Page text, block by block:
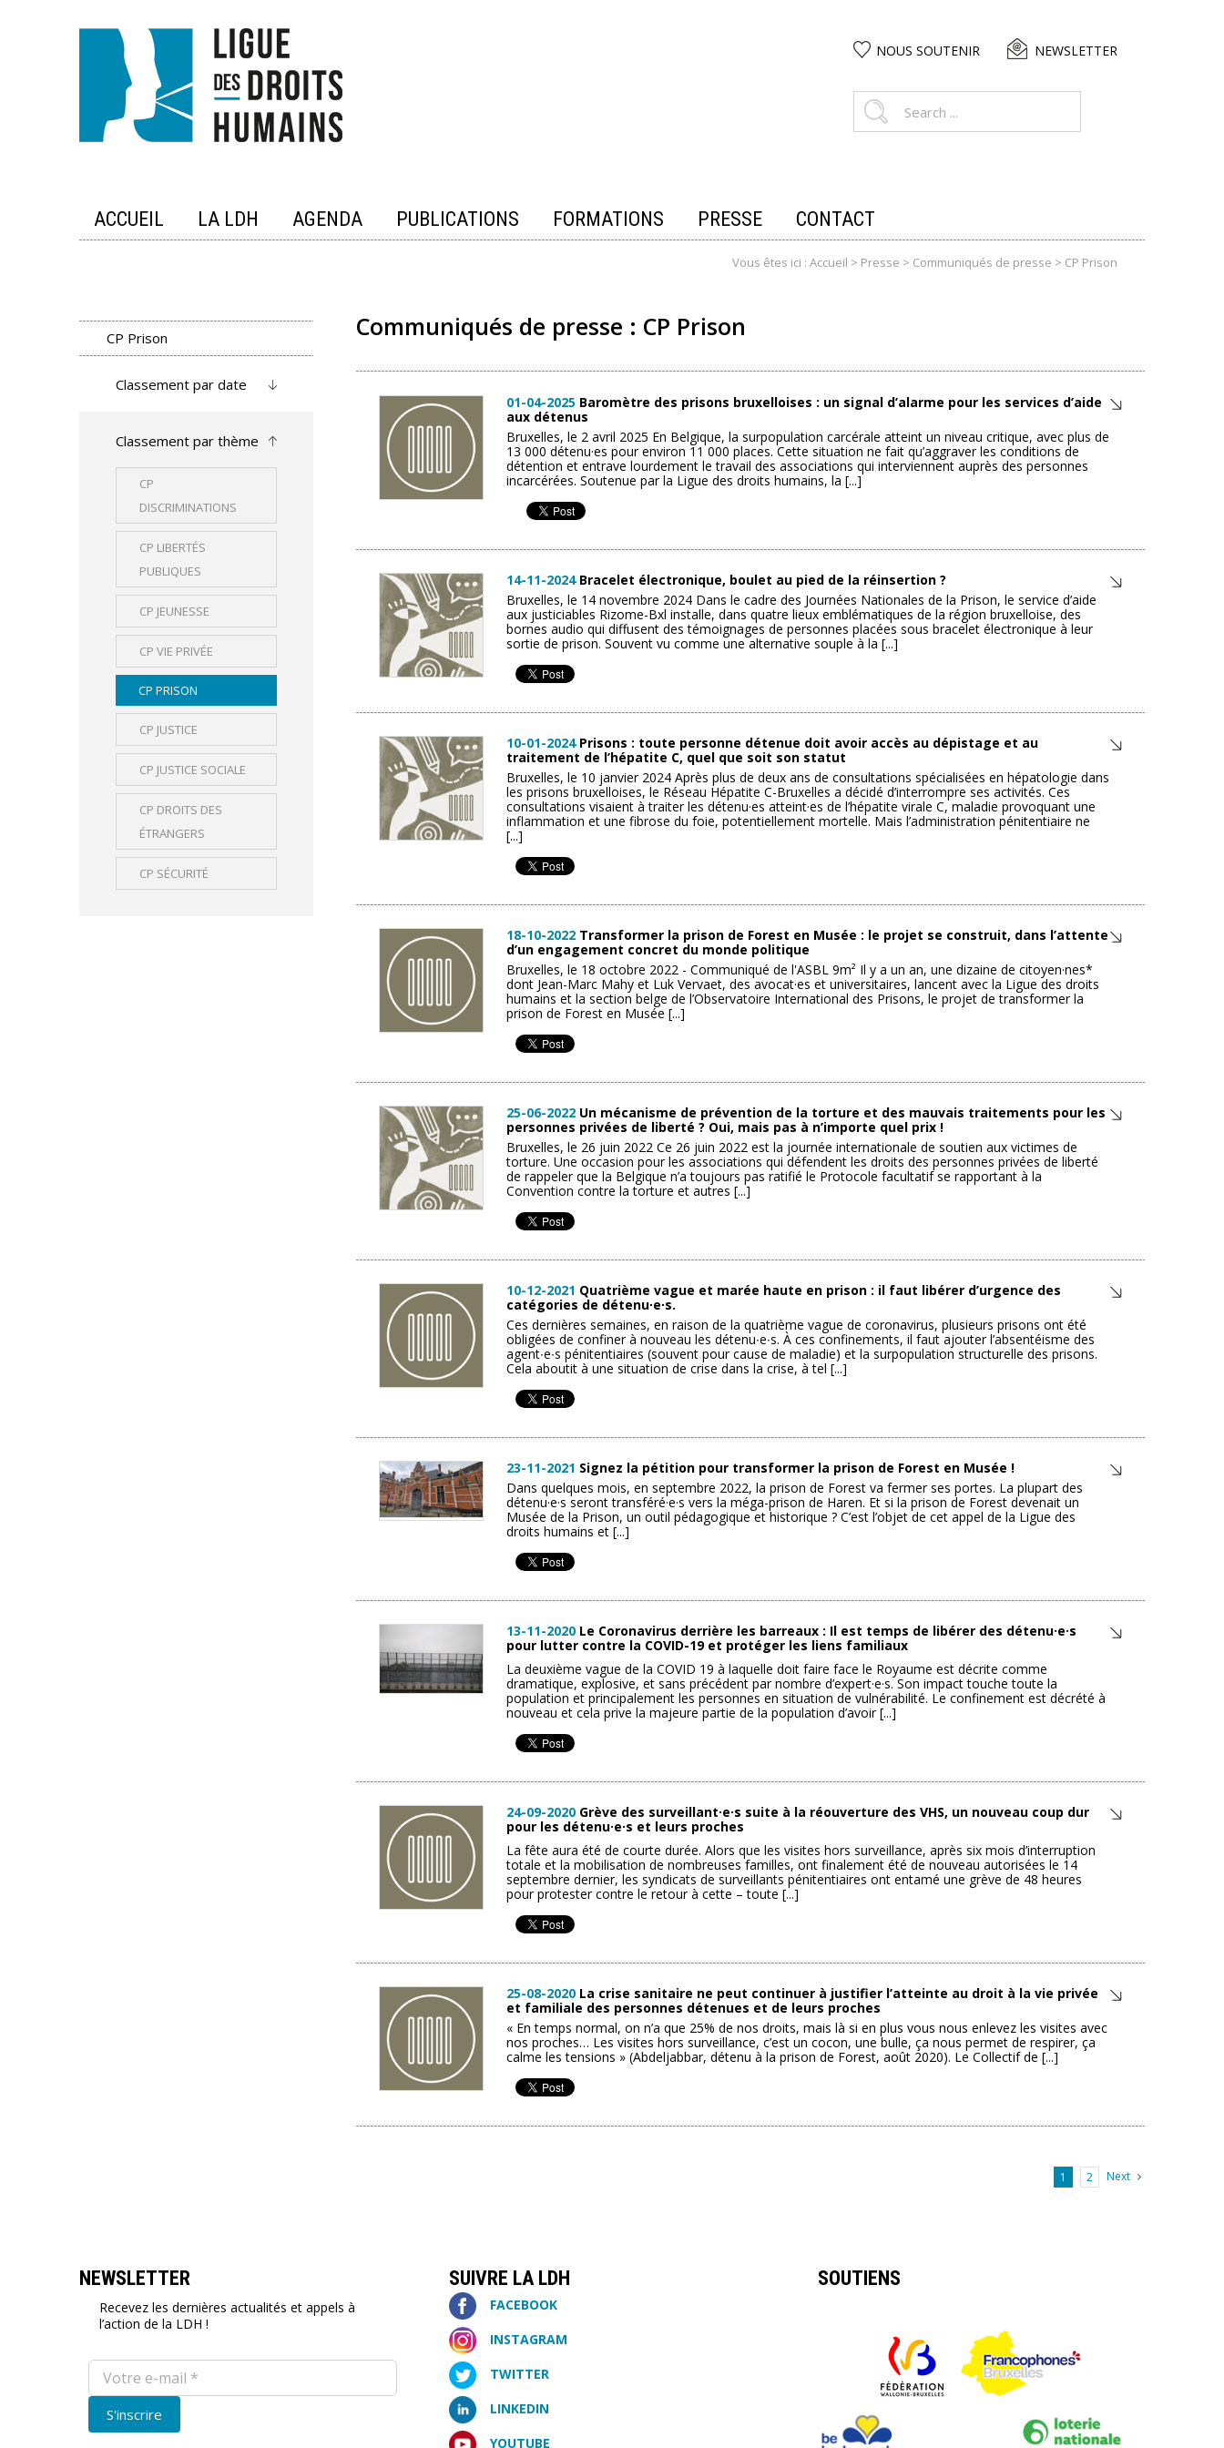
NOUS SOUTENIR NEWSLETTER
ACCUEIL LA LDH AGENDA PUBLICATIONS FORMATIONS PRESSE CONTACT
Vous êtes ici : Accueil > Presse > Communiqués de presse > CP Prison
Communiqués de presse : CP Prison
01-04-2025 Baromètre des prisons bruxelloises : un signal d’alarme pour les services d’aide
aux détenus
Bruxelles, le 2 avril 2025 En Belgique, la surpopulation carcérale atteint un niveau critique, avec plus de
13 000 détenu·es pour environ 11 000 places. Cette situation ne fait qu’aggraver les conditions de
détention et entrave lourdement le travail des associations qui interviennent auprès des personnes
incarcérées. Soutenue par la Ligue des droits humains, la [...]
14-11-2024 Bracelet électronique, boulet au pied de la réinsertion ?
Bruxelles, le 14 novembre 2024 Dans le cadre des Journées Nationales de la Prison, le service d’aide
aux justiciables Rizome-Bxl installe, dans quatre lieux emblématiques de la région bruxelloise, des
bornes audio qui diffusent des témoignages de personnes placées sous bracelet électronique à leur
sortie de prison. Souvent vu comme une alternative souple à la [...]
10-01-2024 Prisons : toute personne détenue doit avoir accès au dépistage et au
traitement de l’hépatite C, quel que soit son statut
Bruxelles, le 10 janvier 2024 Après plus de deux ans de consultations spécialisées en hépatologie dans
les prisons bruxelloises, le Réseau Hépatite C-Bruxelles a décidé d’interrompre ses activités. Ces
consultations visaient à traiter les détenu·es atteint·es de l’hépatite virale C, maladie provoquant une
inflammation et une fibrose du foie, potentiellement mortelle. Mais l’administration pénitentiaire ne
[...]
18-10-2022 Transformer la prison de Forest en Musée : le projet se construit, dans l’attente
d’un engagement concret du monde politique
Bruxelles, le 18 octobre 2022 - Communiqué de l'ASBL 9m² Il y a un an, une dizaine de citoyen·nes*
dont Jean-Marc Mahy et Luk Vervaet, des avocat·es et universitaires, lancent avec la Ligue des droits
humains et la section belge de l’Observatoire International des Prisons, le projet de transformer la
prison de Forest en Musée [...]
25-06-2022 Un mécanisme de prévention de la torture et des mauvais traitements pour les
personnes privées de liberté ? Oui, mais pas à n’importe quel prix !
Bruxelles, le 26 juin 2022 Ce 26 juin 2022 est la journée internationale de soutien aux victimes de
torture. Une occasion pour les associations qui défendent les droits des personnes privées de liberté
de rappeler que la Belgique n’a toujours pas ratifié le Protocole facultatif se rapportant à la
Convention contre la torture et autres [...]
10-12-2021 Quatrième vague et marée haute en prison : il faut libérer d’urgence des
catégories de détenu∙e∙s.
Ces dernières semaines, en raison de la quatrième vague de coronavirus, plusieurs prisons ont été
obligées de confiner à nouveau les détenu∙e∙s. À ces confinements, il faut ajouter l’absentéisme des
agent∙e∙s pénitentiaires (souvent pour cause de maladie) et la surpopulation structurelle des prisons.
Cela aboutit à une situation de crise dans la crise, à tel [...]
23-11-2021 Signez la pétition pour transformer la prison de Forest en Musée !
Dans quelques mois, en septembre 2022, la prison de Forest va fermer ses portes. La plupart des
détenu·e·s seront transféré·e·s vers la méga-prison de Haren. Et si la prison de Forest devenait un
Musée de la Prison, un outil pédagogique et historique ? C’est l’objet de cet appel de la Ligue des
droits humains et [...]
13-11-2020 Le Coronavirus derrière les barreaux : Il est temps de libérer des détenu·e·s
pour lutter contre la COVID-19 et protéger les liens familiaux
La deuxième vague de la COVID 19 à laquelle doit faire face le Royaume est décrite comme
dramatique, explosive, et sans précédent par nombre d’expert·e·s. Son impact touche toute la
population et principalement les personnes en situation de vulnérabilité. Le confinement est décrété à
nouveau et cela prive la majeure partie de la population d’avoir [...]
24-09-2020 Grève des surveillant·e·s suite à la réouverture des VHS, un nouveau coup dur
pour les détenu·e·s et leurs proches
La fête aura été de courte durée. Alors que les visites hors surveillance, après six mois d’interruption
totale et la mobilisation de nombreuses familles, ont finalement été de nouveau autorisées le 14
septembre dernier, les syndicats de surveillants pénitentiaires ont entamé une grève de 48 heures
pour protester contre le retour à cette – toute [...]
25-08-2020 La crise sanitaire ne peut continuer à justifier l’atteinte au droit à la vie privée
et familiale des personnes détenues et de leurs proches
« En temps normal, on n’a que 25% de nos droits, mais là si en plus vous nous enlevez les visites avec
nos proches… Les visites hors surveillance, c’est un cocon, une bulle, ça nous permet de respirer, ça
calme les tensions » (Abdeljabbar, détenu à la prison de Forest, août 2020). Le Collectif de [...]
1 2 Next
CP Prison
Classement par date
Classement par thème
CP
DISCRIMINATIONS
CP LIBERTÉS
PUBLIQUES
CP JEUNESSE
CP VIE PRIVÉE
CP PRISON
CP JUSTICE
CP JUSTICE SOCIALE
CP DROITS DES
ÉTRANGERS
CP SÉCURITÉ
NEWSLETTER
Recevez les dernières actualités et appels à
l’action de la LDH !
SUIVRE LA LDH
FACEBOOK
INSTAGRAM
TWITTER
LINKEDIN
YOUTUBE
SOUTIENS